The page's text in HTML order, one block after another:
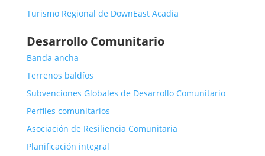
Turismo Regional de DownEast Acadia
Desarrollo Comunitario
Banda ancha
Terrenos baldíos
Subvenciones Globales de Desarrollo Comunitario
Perfiles comunitarios
Asociación de Resiliencia Comunitaria
Planificación integral